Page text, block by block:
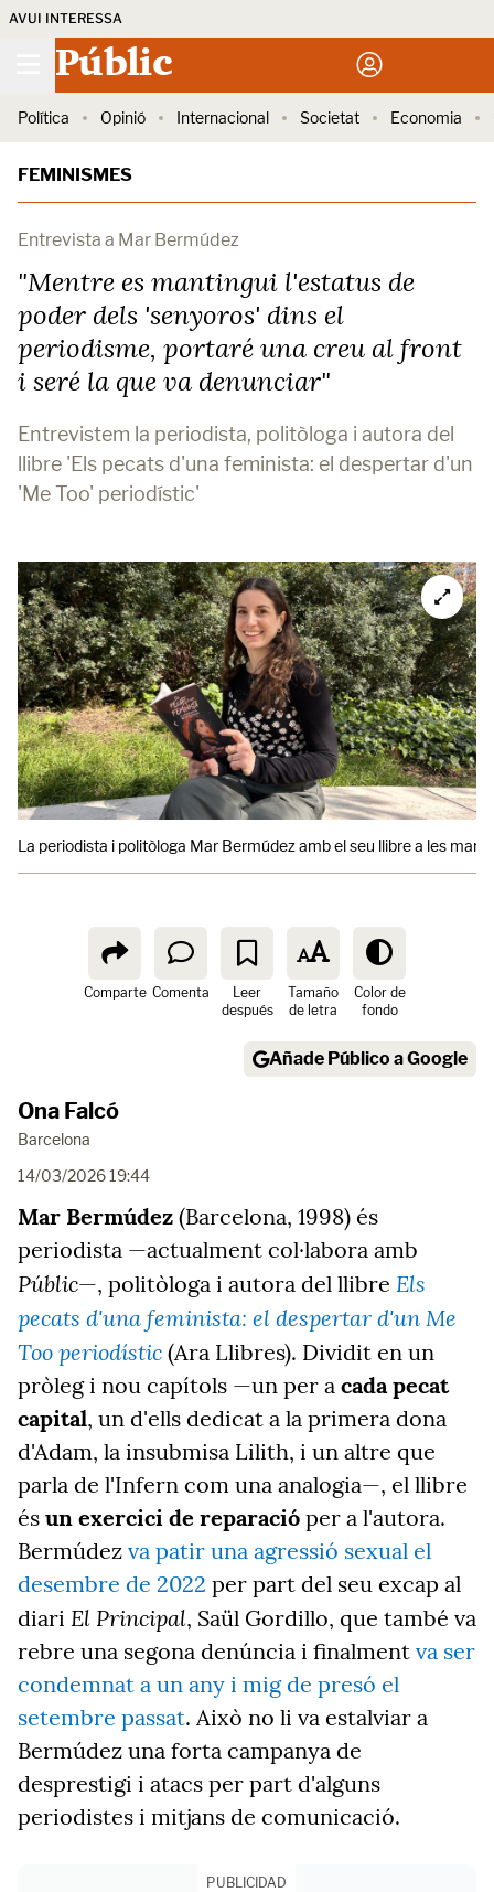
AVUI INTERESSA
Públic
Política Opinió Internacional Societat Economia
FEMINISMES
Entrevista a Mar Bermúdez
"Mentre es mantingui l'estatus de
poder dels 'senyoros' dins el
periodisme, portaré una creu al front
i seré la que va denunciar"
Entrevistem la periodista, politòloga i autora del
llibre 'Els pecats d'una feminista: el despertar d'un
'Me Too' periodístic'
La periodista i politòloga Mar Bermúdez amb el seu llibre a les mans.
Comparte Comenta
Leer
después
Tamaño
de letra
Color de
fondo
Añade Público a Google
Ona Falcó
Barcelona
14/03/2026 19:44
Mar Bermúdez (Barcelona, 1998) és
periodista —actualment col·labora amb
Públic—, politòloga i autora del llibre Els
pecats d'una feminista: el despertar d'un Me
Too periodístic (Ara Llibres). Dividit en un
pròleg i nou capítols —un per a cada pecat
capital, un d'ells dedicat a la primera dona
d'Adam, la insubmisa Lilith, i un altre que
parla de l'Infern com una analogia—, el llibre
és un exercici de reparació per a l'autora.
Bermúdez va patir una agressió sexual el
desembre de 2022 per part del seu excap al
diari El Principal, Saül Gordillo, que també va
rebre una segona denúncia i finalment va ser
condemnat a un any i mig de presó el
setembre passat. Això no li va estalviar a
Bermúdez una forta campanya de
desprestigi i atacs per part d'alguns
periodistes i mitjans de comunicació.
PUBLICIDAD